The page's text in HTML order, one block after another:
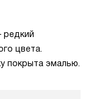
редкий
цвета.
покрыта эмалью.